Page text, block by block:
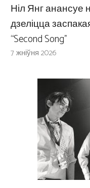
Ніл Янг анансуе
дзеліцца
“Second Song”
7 жніўня 2026